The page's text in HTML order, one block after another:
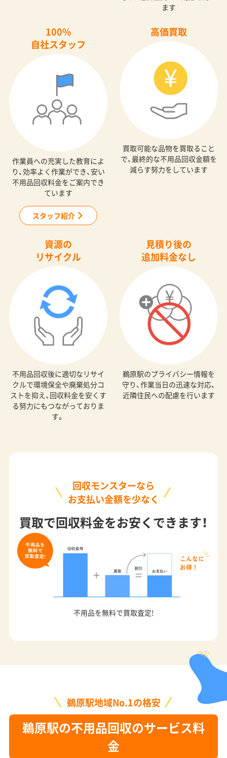
ます
100%
自社スタッフ
作業員への充実した教育によ
り、効率よく作業ができ、安い
不用品回収料金をご案内でき
ています
スタッフ紹介
高価買取
買取可能な品物を買取ること
で、最終的な不用品回収金額を
減らす努力をしています
資源の
リサイクル
不用品回収後に適切なリサイ
クルで環境保全や廃棄処分コ
ストを抑え、回収料金を安くす
る努力にもつながっておりま
す。
見積り後の
追加料金なし
鵜原駅のプライバシー情報を
守り、作業当日の迅速な対応、
近隣住民への配慮を行います
回収モンスターなら
お支払い金額を少なく
買取で回収料金をお安くできます！
不用品を無料で買取査定!
鵜原駅地域No.1の格安
鵜原駅の不用品回収のサービス料
金